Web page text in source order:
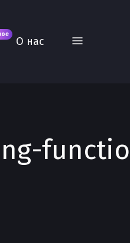
О нас